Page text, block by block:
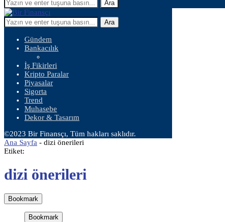
Ara
Ara
Gündem
Bankacılık
İş Fikirleri
Kripto Paralar
Piyasalar
Sigorta
Trend
Muhasebe
Dekor & Tasarım
©2023 Bir Finansçı, Tüm hakları saklıdır.
Ana Sayfa - dizi önerileri
Etiket:
dizi önerileri
Bookmark
Bookmark